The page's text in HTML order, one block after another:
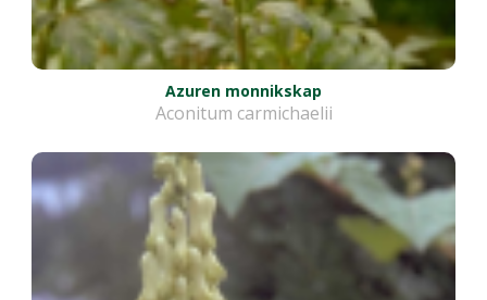
Azuren monnikskap
Aconitum carmichaelii